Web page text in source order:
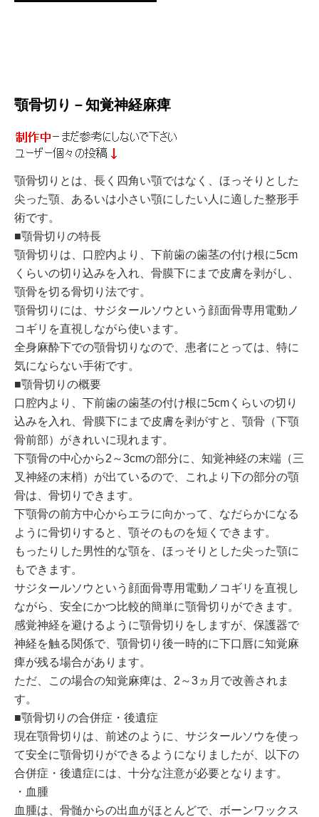
顎骨切り－知覚神経麻痺
顎骨切りとは、長く四角い顎ではなく、ほっそりとした
尖った顎、あるいは小さい顎にしたい人に適した整形手
術です。
■顎骨切りの特長
顎骨切りは、口腔内より、下前歯の歯茎の付け根に5cm
くらいの切り込みを入れ、骨膜下にまで皮膚を剥がし、
顎骨を切る骨切り法です。
顎骨切りには、サジタールソウという顔面骨専用電動ノ
コギリを直視しながら使います。
全身麻酔下での顎骨切りなので、患者にとっては、特に
気にならない手術です。
■顎骨切りの概要
口腔内より、下前歯の歯茎の付け根に5cmくらいの切り
込みを入れ、骨膜下にまで皮膚を剥がすと、顎骨（下顎
骨前部）がきれいに現れます。
下顎骨の中心から2～3cmの部分に、知覚神経の末端（三
叉神経の末梢）が出ているので、これより下の部分の顎
骨は、骨切りできます。
下顎骨の前方中心からエラに向かって、なだらかになる
ように骨切りすると、顎そのものを短くできます。
もったりした男性的な顎を、ほっそりとした尖った顎に
もできます。
サジタールソウという顔面骨専用電動ノコギリを直視し
ながら、安全にかつ比較的簡単に顎骨切りができます。
感覚神経を避けるように顎骨切りをしますが、保護器で
神経を触る関係で、顎骨切り後一時的に下口唇に知覚麻
痺が残る場合があります。
ただ、この場合の知覚麻痺は、2～3ヵ月で改善されま
す。
■顎骨切りの合併症・後遺症
現在顎骨切りは、前述のように、サジタールソウを使っ
て安全に顎骨切りができるようになりましたが、以下の
合併症・後遺症には、十分な注意が必要となります。
・血腫
血腫は、骨髄からの出血がほとんどで、ボーンワックス